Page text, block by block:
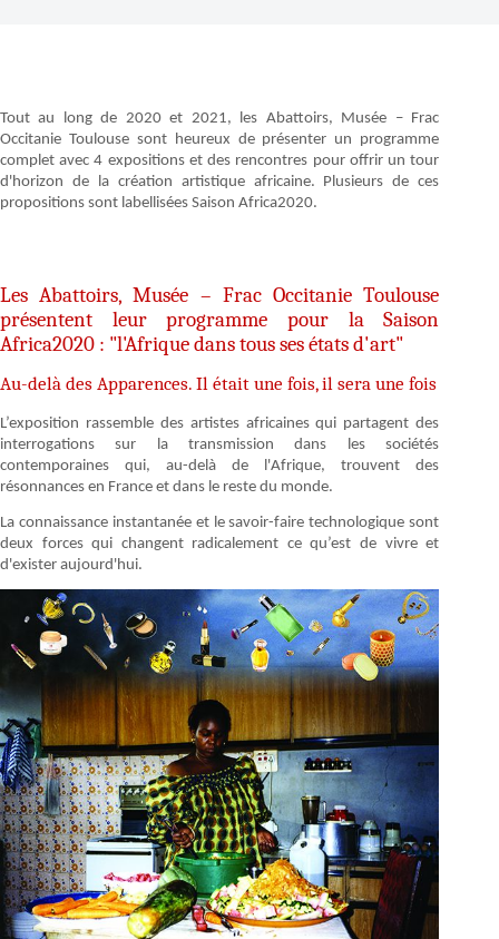
Tout au long de 2020 et 2021, les Abattoirs, Musée – Frac
Occitanie Toulouse sont heureux de présenter un programme
complet avec 4 expositions et des rencontres pour offrir un tour
d'horizon de la création artistique africaine. Plusieurs de ces
propositions sont labellisées Saison Africa2020.
Les Abattoirs, Musée – Frac Occitanie Toulouse
présentent leur programme pour la Saison
Africa2020 : "l'Afrique dans tous ses états d'art"
Au-delà des Apparences. Il était une fois, il sera une fois
L’exposition rassemble des artistes africaines qui partagent des
interrogations sur la transmission dans les sociétés
contemporaines qui, au-delà de l'Afrique, trouvent des
résonnances en France et dans le reste du monde.
La connaissance instantanée et le savoir-faire technologique sont
deux forces qui changent radicalement ce qu’est de vivre et
d'exister aujourd'hui.